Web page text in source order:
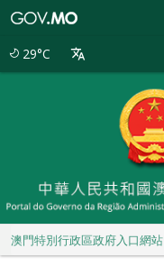
29°C
澳門特別行政區政府入口網站